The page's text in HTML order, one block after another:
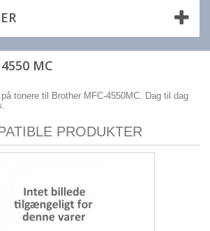
MC
tonere til Brother MFC-4550MC. Dag til dag
PRODUKTER